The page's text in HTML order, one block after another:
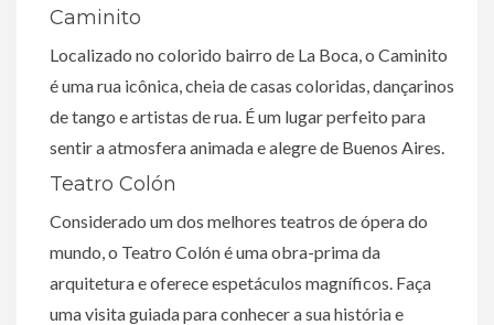
Caminito
Localizado no colorido bairro de La Boca, o Caminito
é uma rua icônica, cheia de casas coloridas, dançarinos
de tango e artistas de rua. É um lugar perfeito para
sentir a atmosfera animada e alegre de Buenos Aires.
Teatro Colón
Considerado um dos melhores teatros de ópera do
mundo, o Teatro Colón é uma obra-prima da
arquitetura e oferece espetáculos magníficos. Faça
uma visita guiada para conhecer a sua história e